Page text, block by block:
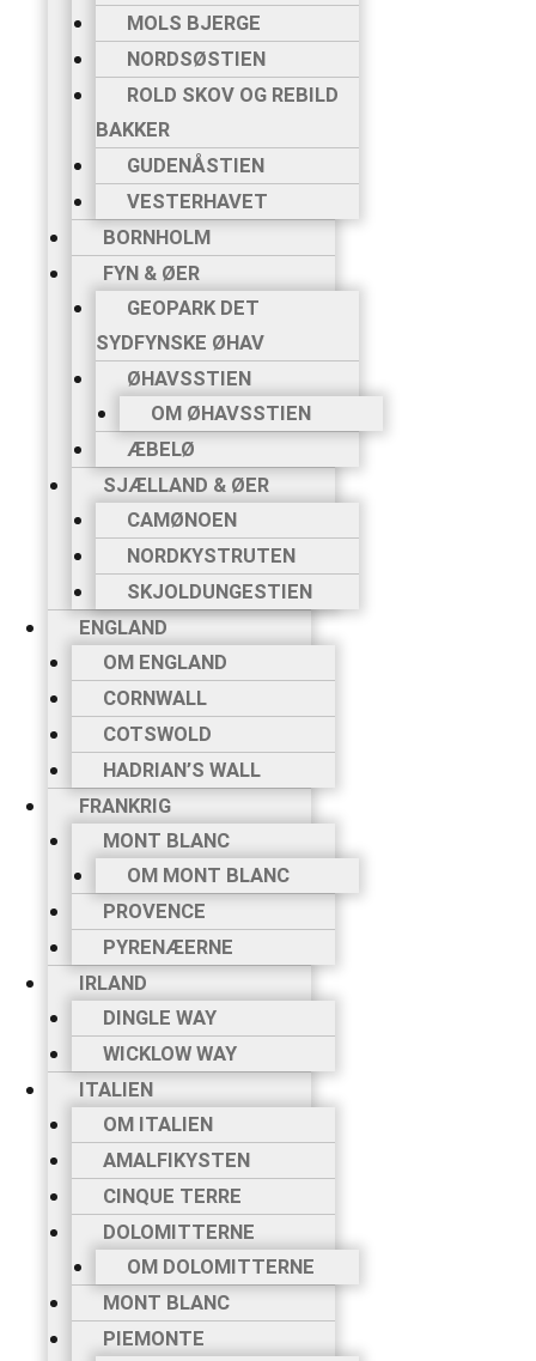
MOLS BJERGE
NORDSØSTIEN
ROLD SKOV OG REBILD
BAKKER
GUDENÅSTIEN
VESTERHAVET
BORNHOLM
FYN & ØER
GEOPARK DET
SYDFYNSKE ØHAV
ØHAVSSTIEN
OM ØHAVSSTIEN
ÆBELØ
SJÆLLAND & ØER
CAMØNOEN
NORDKYSTRUTEN
SKJOLDUNGESTIEN
ENGLAND
OM ENGLAND
CORNWALL
COTSWOLD
HADRIAN’S WALL
FRANKRIG
MONT BLANC
OM MONT BLANC
PROVENCE
PYRENÆERNE
IRLAND
DINGLE WAY
WICKLOW WAY
ITALIEN
OM ITALIEN
AMALFIKYSTEN
CINQUE TERRE
DOLOMITTERNE
OM DOLOMITTERNE
MONT BLANC
PIEMONTE